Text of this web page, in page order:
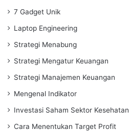
7 Gadget Unik
Laptop Engineering
Strategi Menabung
Strategi Mengatur Keuangan
Strategi Manajemen Keuangan
Mengenal Indikator
Investasi Saham Sektor Kesehatan
Cara Menentukan Target Profit